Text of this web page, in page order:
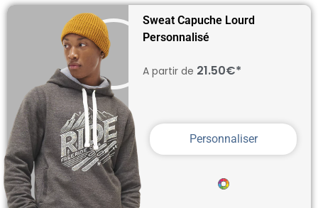
Sweat Capuche Lourd
Personnalisé
A partir de 21.50€*
Personnaliser